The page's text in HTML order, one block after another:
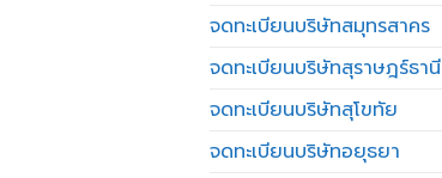
จดทะเบียนบริษัทสมุทรสาคร
จดทะเบียนบริษัทสุราษฎร์ธานี
จดทะเบียนบริษัทสุโขทัย
จดทะเบียนบริษัทอยุธยา